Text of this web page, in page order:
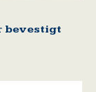
bevestigt